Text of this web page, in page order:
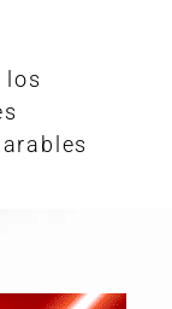
los